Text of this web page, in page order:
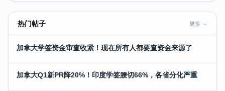
热门帖子 更多 →
加拿大学签资金审查收紧！现在所有人都要查资金来源了
加拿大Q1新PR降20%！印度学签腰切66%，各省分化严重